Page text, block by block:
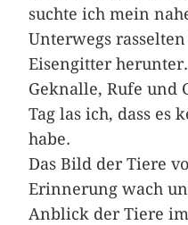
suchte ich mein
Unterwegs
Eisengitter
Geknalle, Rufe und
Tag las ich, dass es
habe.
Das Bild der Tiere
Erinnerung wach
Anblick der Tiere